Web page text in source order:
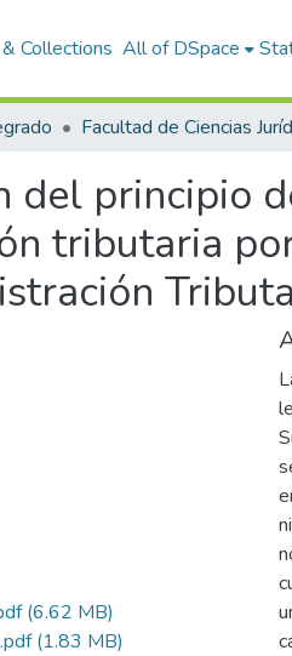
Collections All of DSpace
del principio
tributaria
(6.62 MB)
(1.83 MB)